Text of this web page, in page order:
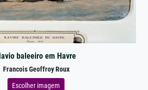
baleeiro em Havre
Francois Geoffroy Roux
Escolher imagem